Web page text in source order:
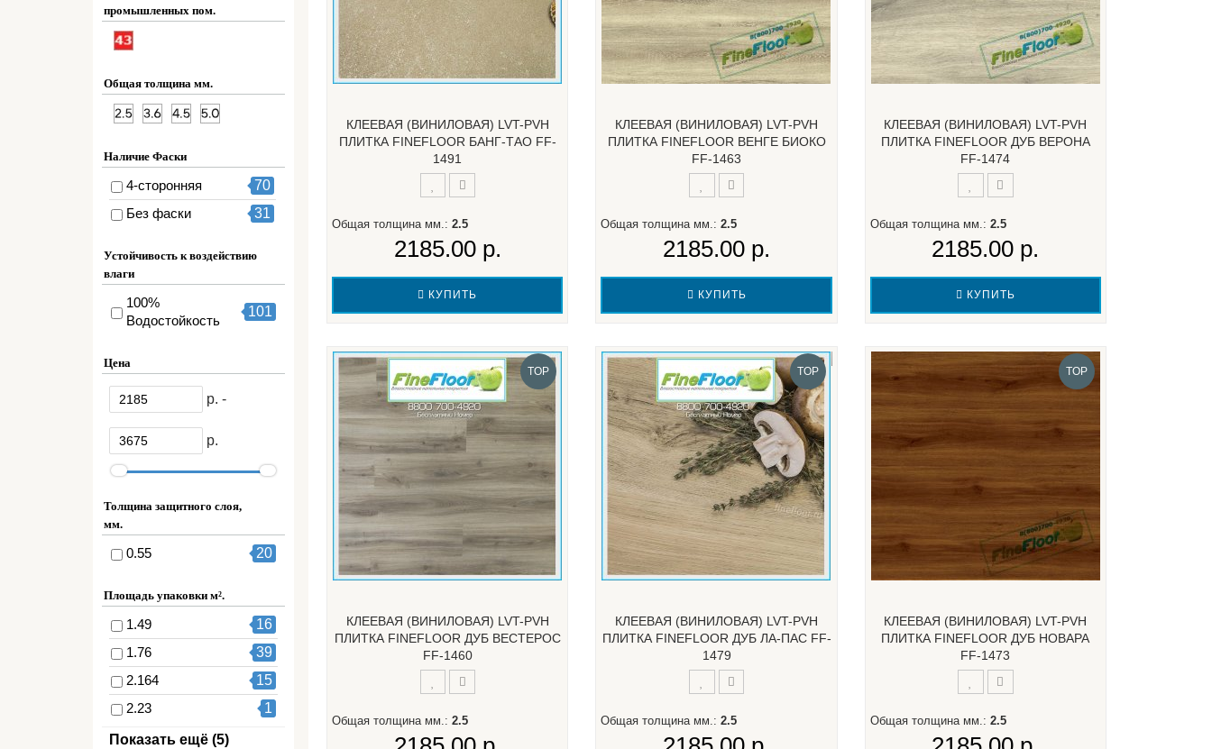
промышленных пом.
Общая толщина мм.
Наличие Фаски
4-сторонняя
70
Без фаски
31
Устойчивость к воздействию
влаги
100%
Водостойкость
101
Цена
р. -
р.
Толщина защитного слоя,
мм.
0.55 20
Площадь упаковки м².
1.49
16
1.76
39
2.164
15
2.23
1
2.25
Показать ещё (5)
КЛЕЕВАЯ (ВИНИЛОВАЯ) LVT-PVH
ПЛИТКА FINEFLOOR БАНГ-ТАО FF-
1491
Общая толщина мм.:2.5
2185.00 р.
КУПИТЬ
КЛЕЕВАЯ (ВИНИЛОВАЯ) LVT-PVH
ПЛИТКА FINEFLOOR ВЕНГЕ БИОКО
FF-1463
Общая толщина мм.:2.5
2185.00 р.
КУПИТЬ
КЛЕЕВАЯ (ВИНИЛОВАЯ) LVT-PVH
ПЛИТКА FINEFLOOR ДУБ ВЕРОНА
FF-1474
Общая толщина мм.: 2.5
2185.00 р.
КУПИТЬ
TOP
КЛЕЕВАЯ (ВИНИЛОВАЯ) LVT-PVH
ПЛИТКА FINEFLOOR ДУБ ВЕСТЕРОС
FF-1460
Общая толщина мм.:2.5
TOP
КЛЕЕВАЯ (ВИНИЛОВАЯ) LVT-PVH
ПЛИТКА FINEFLOOR ДУБ ЛА-ПАС FF-
1479
Общая толщина мм.:2.5
TOP
КЛЕЕВАЯ (ВИНИЛОВАЯ) LVT-PVH
ПЛИТКА FINEFLOOR ДУБ НОВАРА
FF-1473
Общая толщина мм.: 2.5